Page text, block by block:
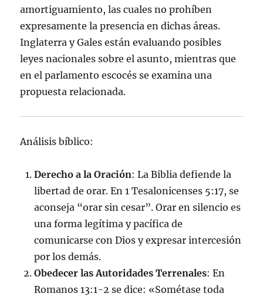
amortiguamiento, las cuales no prohíben
expresamente la presencia en dichas áreas.
Inglaterra y Gales están evaluando posibles
leyes nacionales sobre el asunto, mientras que
en el parlamento escocés se examina una
propuesta relacionada.
Análisis bíblico:
Derecho a la Oración: La Biblia defiende la
libertad de orar. En 1 Tesalonicenses 5:17, se
aconseja “orar sin cesar”. Orar en silencio es
una forma legítima y pacífica de
comunicarse con Dios y expresar intercesión
por los demás.
Obedecer las Autoridades Terrenales: En
Romanos 13:1-2 se dice: «Sométase toda